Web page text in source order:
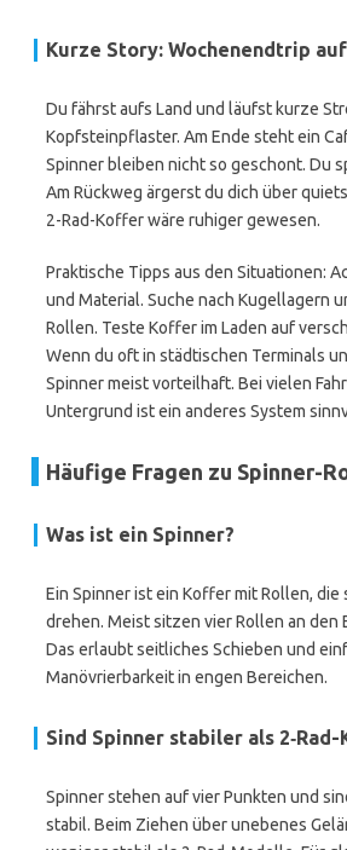
Kurze Story: Wochenendtrip
Du fährst aufs Land und läufst kurze
Kopfsteinpflaster. Am Ende steht ein
Spinner bleiben nicht so geschont. Du
Am Rückweg ärgerst du dich über
2-Rad-Koffer wäre ruhiger gewesen.
Praktische Tipps aus den Situationen:
und Material. Suche nach Kugellagern
Rollen. Teste Koffer im Laden auf
Wenn du oft in städtischen Terminals
Spinner meist vorteilhaft. Bei vielen
Untergrund ist ein anderes System
Häufige Fragen zu Spinner-
Was ist ein Spinner?
Ein Spinner ist ein Koffer mit Rollen, die
drehen. Meist sitzen vier Rollen an den
Das erlaubt seitliches Schieben und
Manövrierbarkeit in engen Bereichen.
Sind Spinner stabiler als 2‑Rad-
Spinner stehen auf vier Punkten und
stabil. Beim Ziehen über unebenes